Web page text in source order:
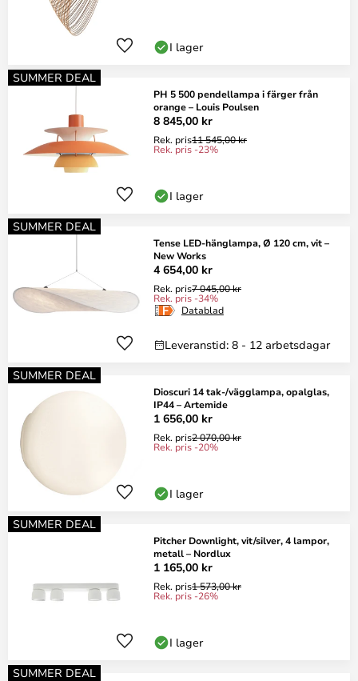
I lager
SUMMER DEAL
PH 5 500 pendellampa i färger från
orange – Louis Poulsen
8 845,00 kr
Rek. pris11 545,00 kr
Rek. pris -23%
I lager
SUMMER DEAL
Tense LED-hänglampa, Ø 120 cm, vit –
New Works
4 654,00 kr
Rek. pris7 045,00 kr
Rek. pris -34%
Datablad
Leveranstid: 8 - 12 arbetsdagar
SUMMER DEAL
Dioscuri 14 tak-/vägglampa, opalglas,
IP44 – Artemide
1 656,00 kr
Rek. pris2 070,00 kr
Rek. pris -20%
I lager
SUMMER DEAL
Pitcher Downlight, vit/silver, 4 lampor,
metall – Nordlux
1 165,00 kr
Rek. pris1 573,00 kr
Rek. pris -26%
I lager
SUMMER DEAL